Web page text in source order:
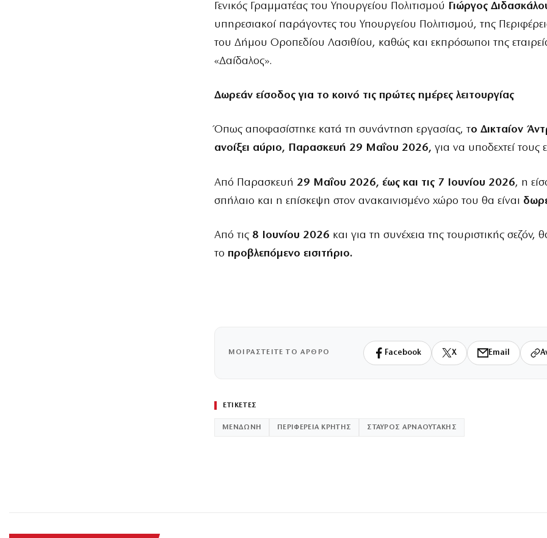
Γενικός Γραμματέας του Υπουργείου Πολιτισμού Γιώργος
υπηρεσιακοί παράγοντες του Υπουργείου Πολιτισμού, της
του Δήμου Οροπεδίου Λασιθίου, καθώς και εκπρόσωποι της
«Δαίδαλος».
Δωρεάν είσοδος για το κοινό τις πρώτες ημέρες λειτουργίας
Όπως αποφασίστηκε κατά τη συνάντηση εργασίας, το Δικταίον
ανοίξει αύριο, Παρασκευή 29 Μαΐου 2026, για να υποδεχτεί τους
Από Παρασκευή 29 Μαΐου 2026, έως και τις 7 Ιουνίου 2026, η
σπήλαιο και η επίσκεψη στον ανακαινισμένο χώρο του θα είναι
Από τις 8 Ιουνίου 2026 και για τη συνέχεια της τουριστικής σεζόν,
το προβλεπόμενο εισιτήριο.
ΜΟΙΡΑΣΤΕΙΤΕ ΤΟ ΑΡΘΡΟ Facebook X Email
ΕΤΙΚΕΤΕΣ
ΜΕΝΔΩΝΗ ΠΕΡΙΦΕΡΕΙΑ ΚΡΗΤΗΣ ΣΤΑΥΡΟΣ ΑΡΝΑΟΥΤΑΚΗΣ